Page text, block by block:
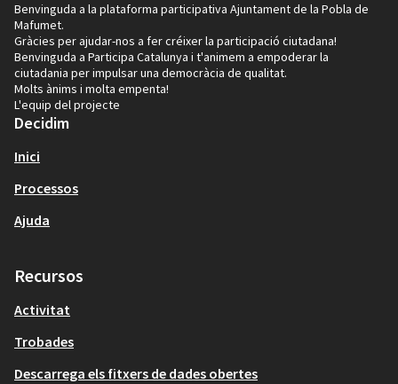
Benvinguda a la plataforma participativa Ajuntament de la Pobla de
Mafumet.
Gràcies per ajudar-nos a fer créixer la participació ciutadana!
Benvinguda a Participa Catalunya i t'animem a empoderar la
ciutadania per impulsar una democràcia de qualitat.
Molts ànims i molta empenta!
L'equip del projecte
Decidim
Inici
Processos
Ajuda
Recursos
Activitat
Trobades
Descarrega els fitxers de dades obertes